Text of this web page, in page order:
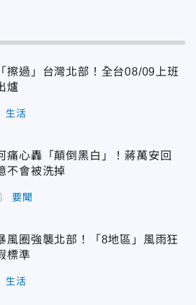
擦過」台灣北部！全台08/09上班
爐
生活
痛心轟「顛倒黑白」！蔣萬安回
不會被洗掉
要聞
風圈強襲北部！「8地區」風雨狂
標準
生活